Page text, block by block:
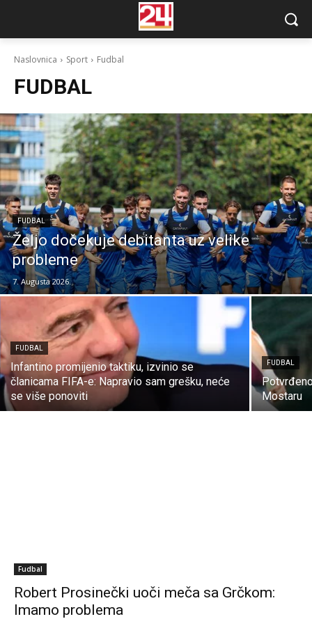
Naslovnica Sport Fudbal
FUDBAL
FUDBAL
Željo dočekuje debitanta uz velike
probleme
7. Augusta 2026.
FUDBAL
Infantino promijenio taktiku, izvinio se
članicama FIFA-e: Napravio sam grešku, neće
se više ponoviti
FUDBAL
Mostaru
Fudbal
Robert Prosinečki uoči meča sa Grčkom:
Imamo problema